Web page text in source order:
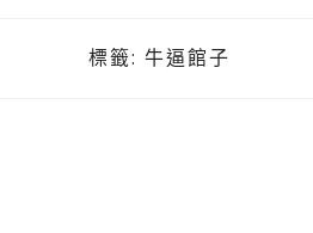
標籤: 牛逼館子